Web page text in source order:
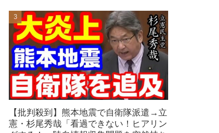
【批判殺到】熊本地震で自衛隊派遣→立
憲・杉尾秀哉「看過できない！ヒアリン